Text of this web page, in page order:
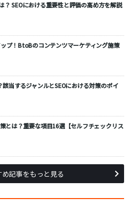
？ SEOにおける重要性と評価の高め方を解説
プ！BtoBのコンテンツマーケティング施策
該当するジャンルとSEOにおける対策のポイ
とは？重要な項目16選【セルフチェックリス
め記事をもっと見る